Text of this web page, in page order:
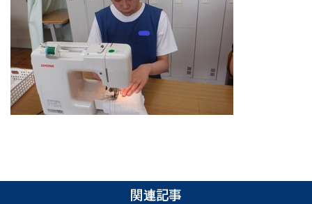
関連記事